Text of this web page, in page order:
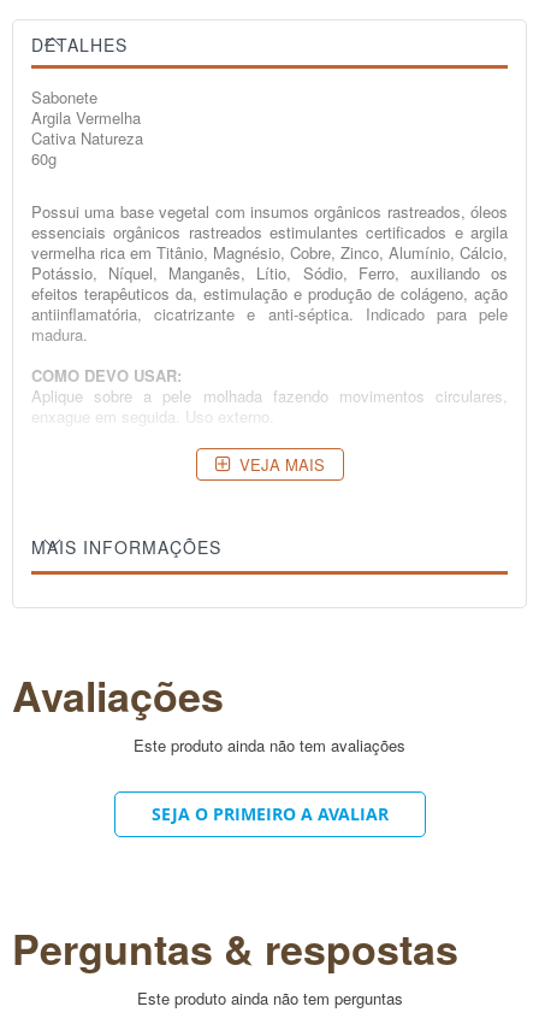
DETALHES
Sabonete
Argila Vermelha
Cativa Natureza
60g
Possui uma base vegetal com insumos orgânicos rastreados, óleos
essenciais orgânicos rastreados estimulantes certificados e argila
vermelha rica em Titânio, Magnésio, Cobre, Zinco, Alumínio, Cálcio,
Potássio, Níquel, Manganês, Lítio, Sódio, Ferro, auxiliando os
efeitos terapêuticos da, estimulação e produção de colágeno, ação
antiinflamatória, cicatrizante e anti-séptica. Indicado para pele
madura.
COMO DEVO USAR:
Aplique sobre a pele molhada fazendo movimentos circulares,
enxague em seguida. Uso externo.
Elaeis guineensis oil, Elaeis guineensis stearic acid, Helianthus
Palm stearin, Pogostemon cablin essential oil, aqua.
Com 81,6% de insumos orgânicos rastreados.
VEJA MAIS
MAIS INFORMAÇÕES
Avaliações
Este produto ainda não tem avaliações
SEJA O PRIMEIRO A AVALIAR
Perguntas & respostas
Este produto ainda não tem perguntas